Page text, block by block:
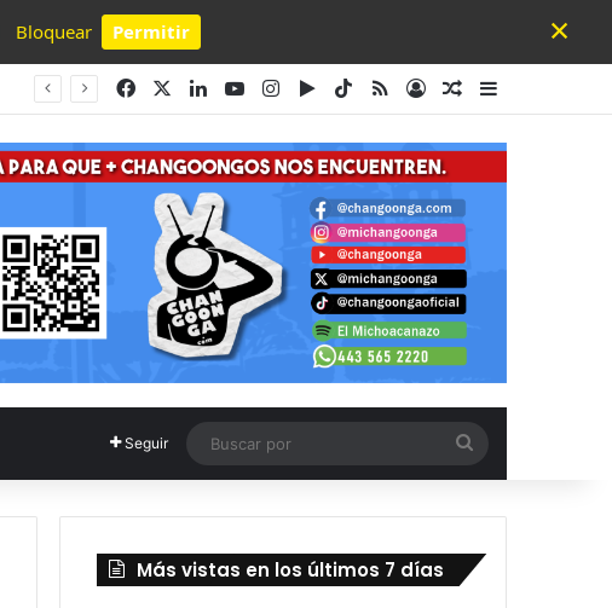
Bloquear Permitir
Powered by SendPulse
×
FacebookLinkedInYouTubeInstagram
Google Play
TikTok
RSSAccesoPublicación al
Barra lateral
Seguir
por
Más vistas en los últimos 7 días